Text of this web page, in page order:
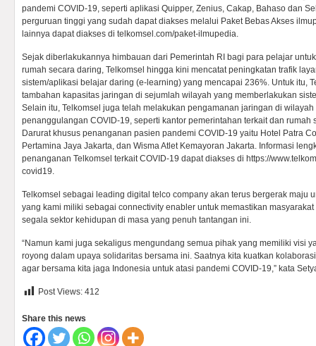
pandemi COVID-19, seperti aplikasi Quipper, Zenius, Cakap, Bahaso dan
perguruan tinggi yang sudah dapat diakses melalui Paket Bebas Akses
lainnya dapat diakses di telkomsel.com/paket-ilmupedia.
Sejak diberlakukannya himbauan dari Pemerintah RI bagi para pelajar
rumah secara daring, Telkomsel hingga kini mencatat peningkatan trafik
sistem/aplikasi belajar daring (e-learning) yang mencapai 236%. Untuk itu,
tambahan kapasitas jaringan di sejumlah wilayah yang memberlakukan
Selain itu, Telkomsel juga telah melakukan pengamanan jaringan di
penanggulangan COVID-19, seperti kantor pemerintahan terkait dan rumah
Darurat khusus penanganan pasien pandemi COVID-19 yaitu Hotel Patra
Pertamina Jaya Jakarta, dan Wisma Atlet Kemayoran Jakarta. Informasi
penanganan Telkomsel terkait COVID-19 dapat diakses di https://
covid19.
Telkomsel sebagai leading digital telco company akan terus bergerak maju
yang kami miliki sebagai connectivity enabler untuk memastikan
segala sektor kehidupan di masa yang penuh tantangan ini.
“Namun kami juga sekaligus mengundang semua pihak yang memiliki visi
royong dalam upaya solidaritas bersama ini. Saatnya kita kuatkan
agar bersama kita jaga Indonesia untuk atasi pandemi COVID-19,” kata
Post Views: 412
Share this news